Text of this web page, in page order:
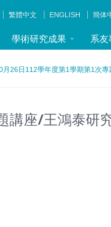
繁體中文 ENGLISH 簡体
學術研究成果 系友
月26日112學年度第1學期第1次專
講座/王鴻泰研